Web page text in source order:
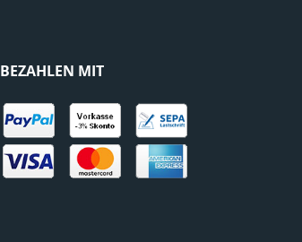
BEZAHLEN MIT